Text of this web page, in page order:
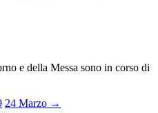
e della Messa sono in corso di
24 Marzo →